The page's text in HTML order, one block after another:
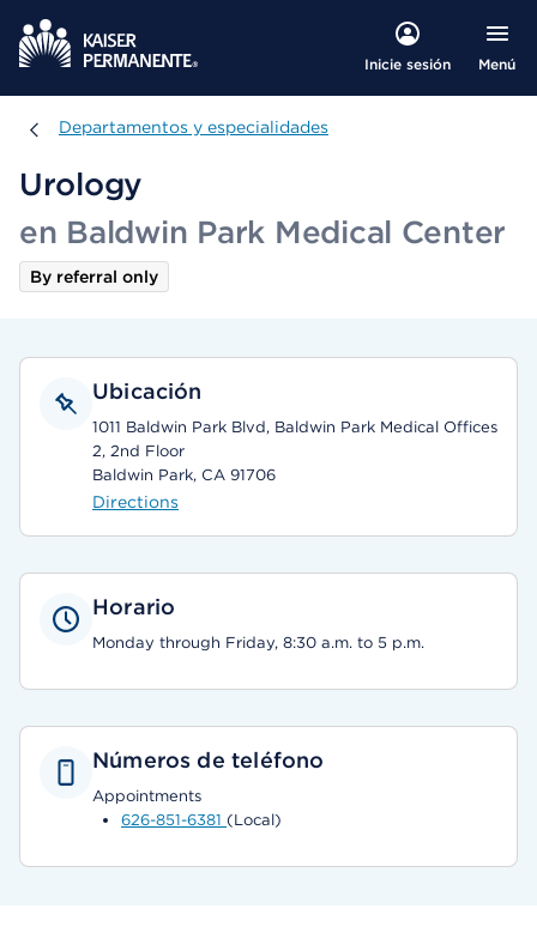
Inicie sesión Menú
Departamentos y especialidades
Departamentos y especialidades
Urology
en Baldwin Park Medical Center
By referral only
Ubicación
1011 Baldwin Park Blvd, Baldwin Park Medical Offices
2, 2nd Floor
Baldwin Park, CA 91706
Directions
Horario
Monday through Friday, 8:30 a.m. to 5 p.m.
Números de teléfono
Appointments
626-851-6381 (Local)